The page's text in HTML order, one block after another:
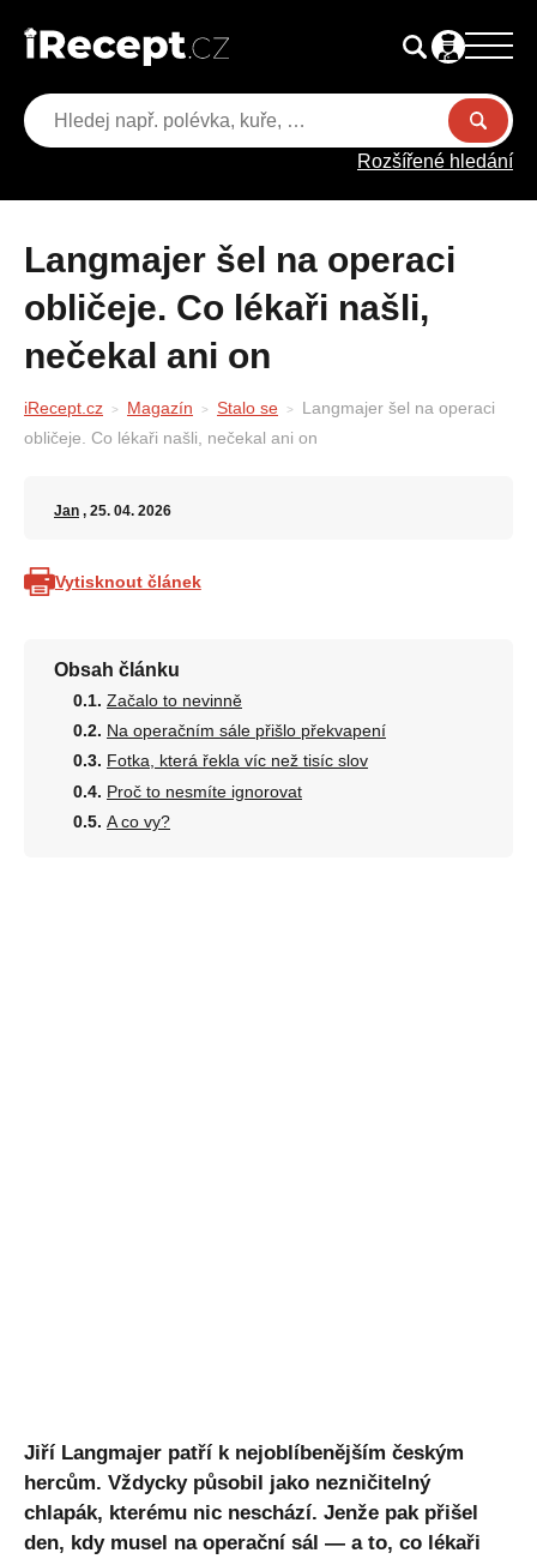
Rozšířené hledání
Langmajer šel na operaci
obličeje. Co lékaři našli,
nečekal ani on
iRecept.cz Magazín Stalo se
Langmajer šel na operaci
obličeje. Co lékaři našli, nečekal ani on
Jan , 25. 04. 2026
Vytisknout článek
Obsah článku
Začalo to nevinně
Na operačním sále přišlo překvapení
Fotka, která řekla víc než tisíc slov
Proč to nesmíte ignorovat
A co vy?
Jiří Langmajer patří k nejoblíbenějším českým
hercům. Vždycky působil jako nezničitelný
chlapák, kterému nic neschází. Jenže pak přišel
den, kdy musel na operační sál — a to, co lékaři